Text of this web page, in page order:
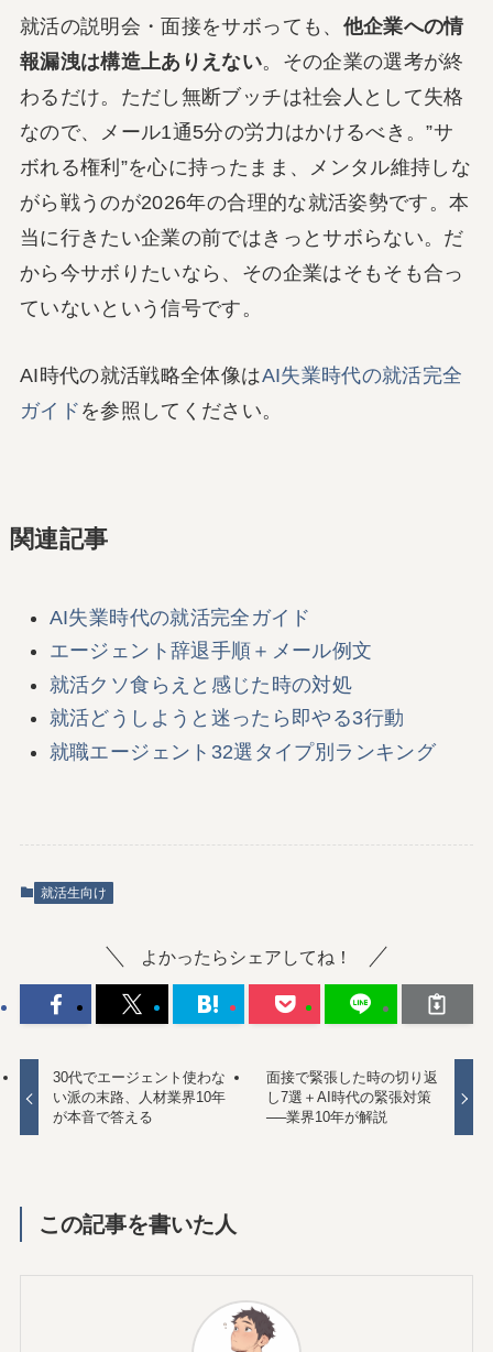
就活の説明会・面接をサボっても、 他企業への情
報漏洩は構造上ありえない。その企業の選考が終
わるだけ。ただし無断ブッチは社会人として失格
なので、メール1通5分の労力はかけるべき。”サ
ボれる権利”を心に持ったまま、メンタル維持しな
がら戦うのが2026年の合理的な就活姿勢です。本
当に行きたい企業の前ではきっとサボらない。だ
から今サボりたいなら、その企業はそもそも合っ
ていないという信号です。
AI時代の就活戦略全体像はAI失業時代の就活完全
ガイド を参照してください。
関連記事
AI失業時代の就活完全ガイド
エージェント辞退手順＋メール例文
就活クソ食らえと感じた時の対処
就活どうしようと迷ったら即やる3行動
就職エージェント32選タイプ別ランキング
就活生向け
よかったらシェアしてね！
30代でエージェント使わな
い派の末路、人材業界10年
が本音で答える
面接で緊張した時の切り返
し7選＋AI時代の緊張対策
──業界10年が解説
この記事を書いた人